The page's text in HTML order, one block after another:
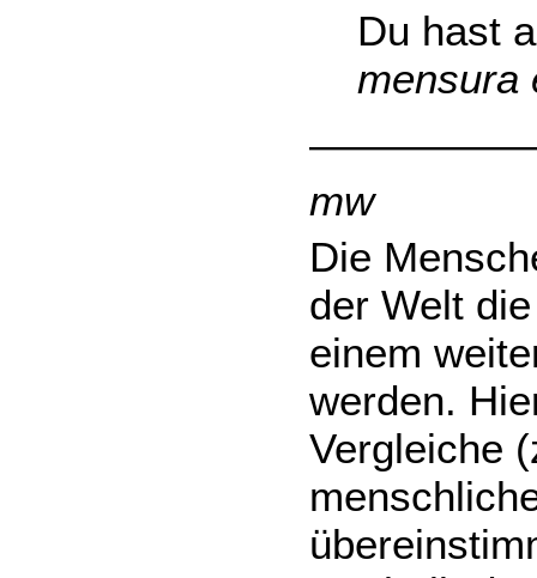
Du hast
mensura
mw
Die
der Welt
einem
werden.
Vergleiche